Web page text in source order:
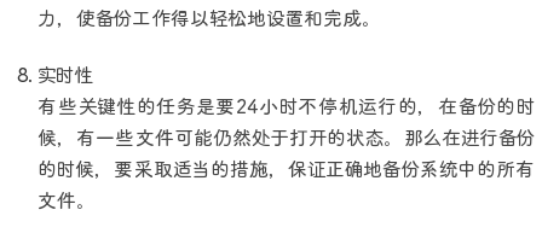
力，使备份工作得以轻松地设置和完成。
实时性
有些关键性的任务是要24小时不停机运行的，在备份的时
候，有一些文件可能仍然处于打开的状态。那么在进行备份
的时候，要采取适当的措施，保证正确地备份系统中的所有
文件。